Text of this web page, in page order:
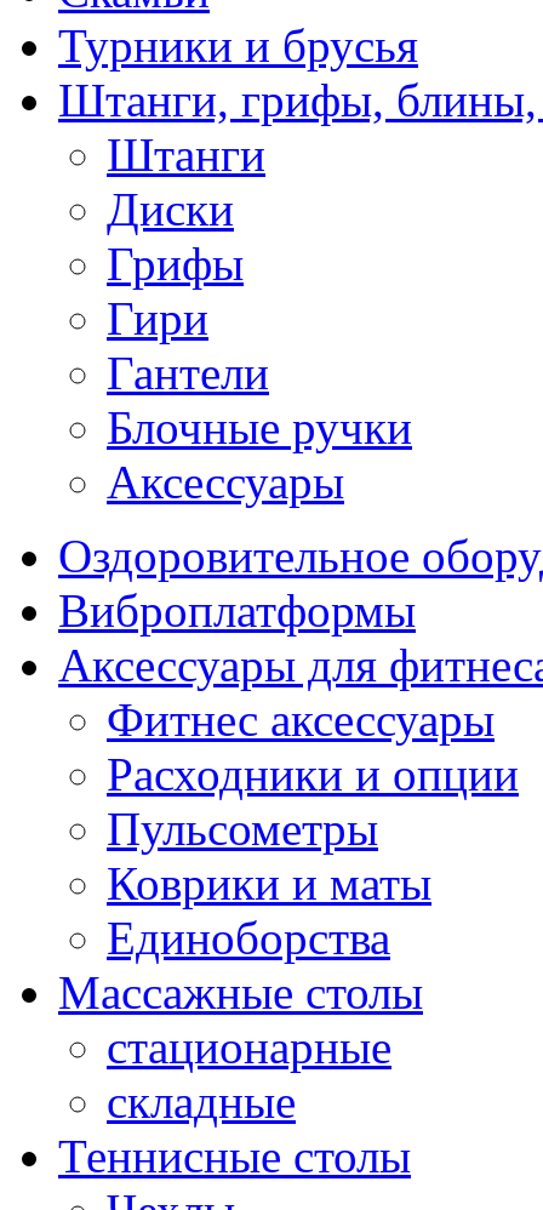
Турники и брусья
Штанги, грифы, блины,
Штанги
Диски
Грифы
Гири
Гантели
Блочные ручки
Аксессуары
Оздоровительное
Виброплатформы
Аксессуары для
Фитнес аксессуары
Расходники и опции
Пульсометры
Коврики и маты
Единоборства
Массажные столы
стационарные
складные
Теннисные столы